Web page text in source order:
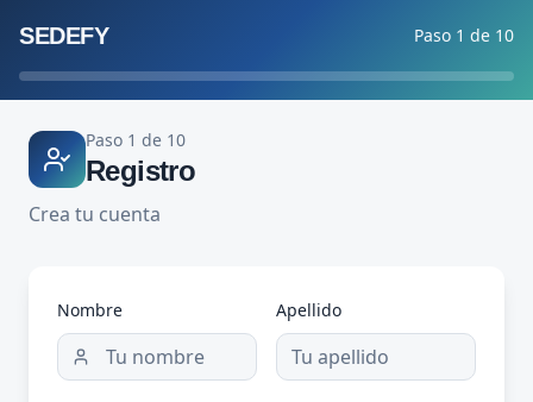
SEDEFY Paso 1 de 10
Paso 1 de 10
Registro
Crea tu cuenta
Nombre Apellido